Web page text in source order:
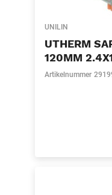
UNILIN
UTHERM
120MM
Artikelnummer